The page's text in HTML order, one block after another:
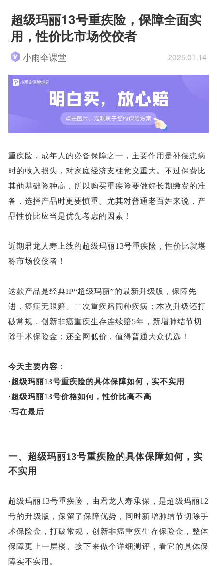
超级玛丽13号重疾险，保障全面实
用，性价比市场佼佼者
小雨伞课堂 2025.01.14
重疾险，成年人的必备保障之一，主要作用是补偿患病
时的收入损失，对家庭经济支柱意义重大。不过保费比
其他基础险种高，所以购买重疾险要做好长期缴费的准
备，选择产品时更要慎重。尤其对普通老百姓来说，产
品性价比应当是优先考虑的因素！
近期君龙人寿上线的超级玛丽13号重疾险，性价比就堪
称市场佼佼者！
这款产品是经典IP“超级玛丽”的最新升级版，保障先
进，癌症无限赔、二次重疾赔同种疾病；本次升级还打
破常规，创新非癌重疾生存连续赔5年，新增肺结节切
除手术保险金；还全网低价，值得普通大众优选！
今天主要内容：
·超级玛丽13号重疾险的具体保障如何，实不实用
·超级玛丽13号价格如何，性价比高不高
·写在最后
一、 超级玛丽13号重疾险的具体保障如何，实
不实用
超级玛丽13号重疾险，由君龙人寿承保，是超级玛丽12
号的升级版，保留了保障优势，同时新增肺结节切除手
术保险金，打破常规，创新非癌重疾生存保险金，整体
保障更上一层楼。接下来做个详细测评，看它的具体保
障实不实用。